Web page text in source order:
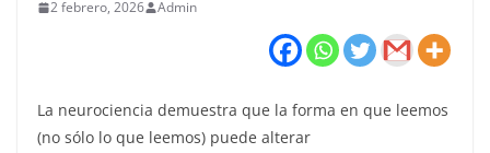
2 febrero, 2026 Admin
La neurociencia demuestra que la forma en que leemos
(no sólo lo que leemos) puede alterar